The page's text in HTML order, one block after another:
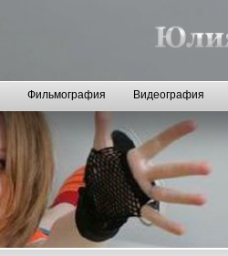
Фильмография Видеография